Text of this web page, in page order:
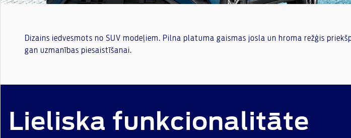
Dizains iedvesmots no SUV modeļiem. Pilna platuma gaismas josla un hroma režģis
gan uzmanības piesaistīšanai.
Lieliska funkcionalitāte